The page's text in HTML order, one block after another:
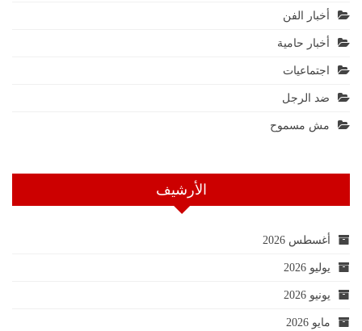
أخبار الفن
أخبار حامية
اجتماعيات
ضد الرجل
مش مسموح
الأرشيف
أغسطس 2026
يوليو 2026
يونيو 2026
مايو 2026